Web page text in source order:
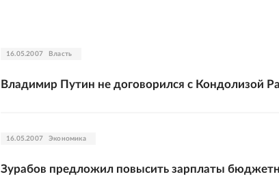
16.05.2007 Власть
Владимир Путин не договорился с Кондолизой
16.05.2007 Экономика
Зурабов предложил повысить зарплаты